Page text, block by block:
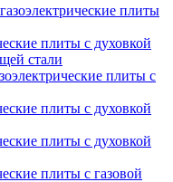
плиты
плиты с духовкой
стали
плиты с
плиты с духовкой
плиты с духовкой
плиты с газовой